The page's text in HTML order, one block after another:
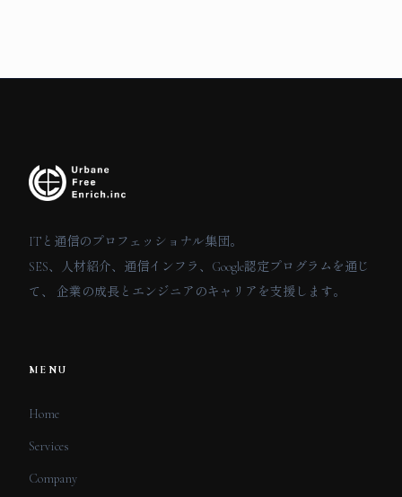
ITと通信のプロフェッショナル集団。
SES、人材紹介、通信インフラ、Google認定プログラムを通じ
て、 企業の成長とエンジニアのキャリアを支援します。
MENU
Home
Services
Company